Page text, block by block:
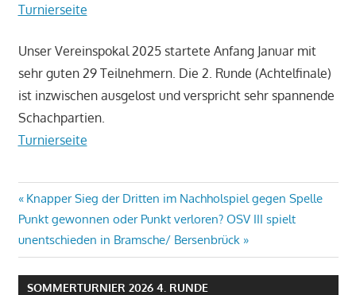
Turnierseite
Unser Vereinspokal 2025 startete Anfang Januar mit
sehr guten 29 Teilnehmern. Die 2. Runde (Achtelfinale)
ist inzwischen ausgelost und verspricht sehr spannende
Schachpartien.
Turnierseite
Beitragsnavigation
Vorheriger
Beitrag:
Knapper Sieg der Dritten im Nachholspiel gegen Spelle
Nächster
Beitrag:
Punkt gewonnen oder Punkt verloren? OSV III spielt
unentschieden in Bramsche/ Bersenbrück
SOMMERTURNIER 2026 4. RUNDE